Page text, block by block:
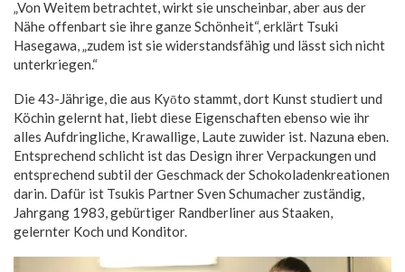
„Von Weitem betrachtet, wirkt sie unscheinbar, aber aus der
Nähe offenbart sie ihre ganze Schönheit“, erklärt Tsuki
Hasegawa, „zudem ist sie widerstandsfähig und lässt sich nicht
unterkriegen.“
Die 43-Jährige, die aus Kyōto stammt, dort Kunst studiert und
Köchin gelernt hat, liebt diese Eigenschaften ebenso wie ihr
alles Aufdringliche, Krawallige, Laute zuwider ist. Nazuna eben.
Entsprechend schlicht ist das Design ihrer Verpackungen und
entsprechend subtil der Geschmack der Schokoladenkreationen
darin. Dafür ist Tsukis Partner Sven Schumacher zuständig,
Jahrgang 1983, gebürtiger Randberliner aus Staaken,
gelernter Koch und Konditor.